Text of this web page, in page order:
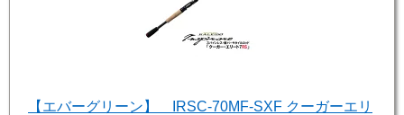
【エバーグリーン】 IRSC-70MF-SXF クーガーエリ